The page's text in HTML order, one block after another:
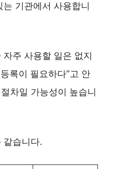
기관에서 사용합니
주 사용할 일은 없지
록이 필요하다”고 안
차일 가능성이 높습니
같습니다.